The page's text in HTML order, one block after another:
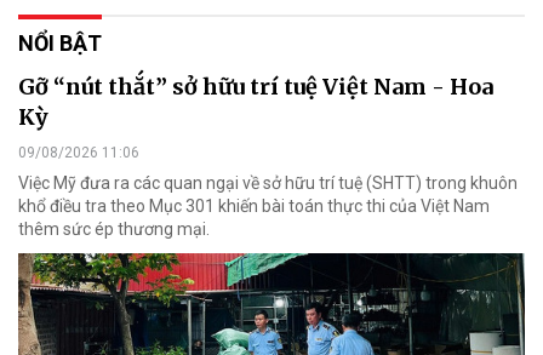
NỔI BẬT
Gỡ “nút thắt” sở hữu trí tuệ Việt Nam - Hoa
Kỳ
09/08/2026 11:06
Việc Mỹ đưa ra các quan ngại về sở hữu trí tuệ (SHTT) trong khuôn
khổ điều tra theo Mục 301 khiến bài toán thực thi của Việt Nam
thêm sức ép thương mại.